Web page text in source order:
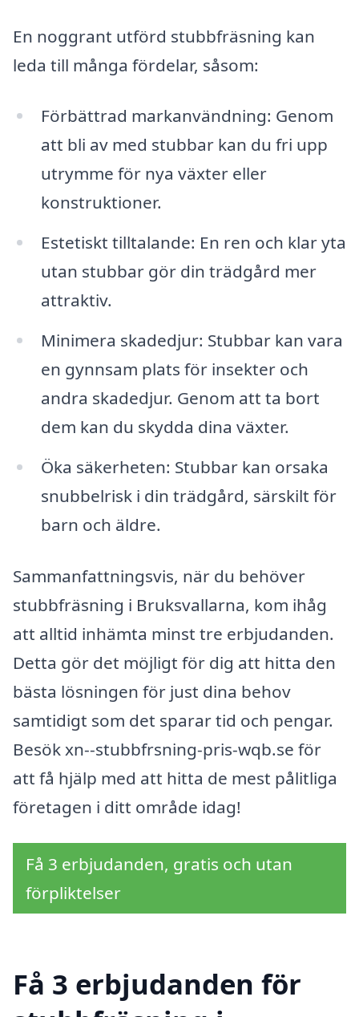
En noggrant utförd stubbfräsning kan
leda till många fördelar, såsom:
Förbättrad markanvändning: Genom
att bli av med stubbar kan du fri upp
utrymme för nya växter eller
konstruktioner.
Estetiskt tilltalande: En ren och klar yta
utan stubbar gör din trädgård mer
attraktiv.
Minimera skadedjur: Stubbar kan vara
en gynnsam plats för insekter och
andra skadedjur. Genom att ta bort
dem kan du skydda dina växter.
Öka säkerheten: Stubbar kan orsaka
snubbelrisk i din trädgård, särskilt för
barn och äldre.
Sammanfattningsvis, när du behöver
stubbfräsning i Bruksvallarna, kom ihåg
att alltid inhämta minst tre erbjudanden.
Detta gör det möjligt för dig att hitta den
bästa lösningen för just dina behov
samtidigt som det sparar tid och pengar.
Besök xn--stubbfrsning-pris-wqb.se för
att få hjälp med att hitta de mest pålitliga
företagen i ditt område idag!
Få 3 erbjudanden, gratis och utan
förpliktelser
Få 3 erbjudanden för